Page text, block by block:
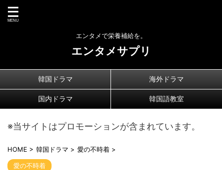
エンタメで栄養補給を。
エンタメサプリ
韓国ドラマ 海外ドラマ
国内ドラマ 韓国語教室
※当サイトはプロモーションが含まれています。
HOME > 韓国ドラマ > 愛の不時着 >
愛の不時着